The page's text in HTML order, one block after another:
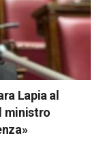
Lapia al
ministro